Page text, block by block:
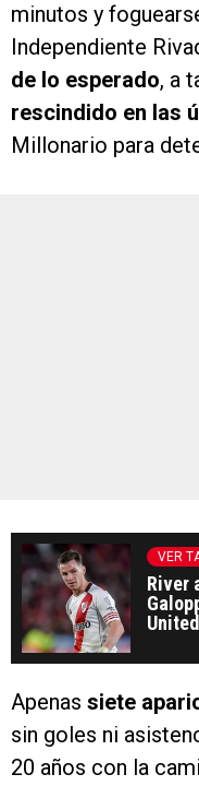
minutos y
Independiente
de lo esperado, a
rescindido en las
Millonario para
VER
River
Apenas siete
sin goles ni
20 años con la